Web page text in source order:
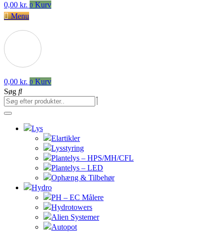
0,00 kr. 0 Kurv
Menu
0,00 kr. 0 Kurv
Søg
Lys
Elartikler
Lysstyring
Plantelys – HPS/MH/CFL
Plantelys – LED
Ophæng & Tilbehør
Hydro
PH – EC Målere
Hydrotowers
Alien Systemer
Autopot